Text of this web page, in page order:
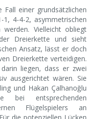
einer grundsätzlichen
4-4-2, asymmetrischen
Vielleicht obliegt
Dreierkette und sieht
Ansatz, lässt er doch
Dreierkette verteidigen.
liegen, dass er zwei
ausgerichtet wären. Sie
und Hakan Çalhanoğlu
entsprechenden
Flügelspielers an